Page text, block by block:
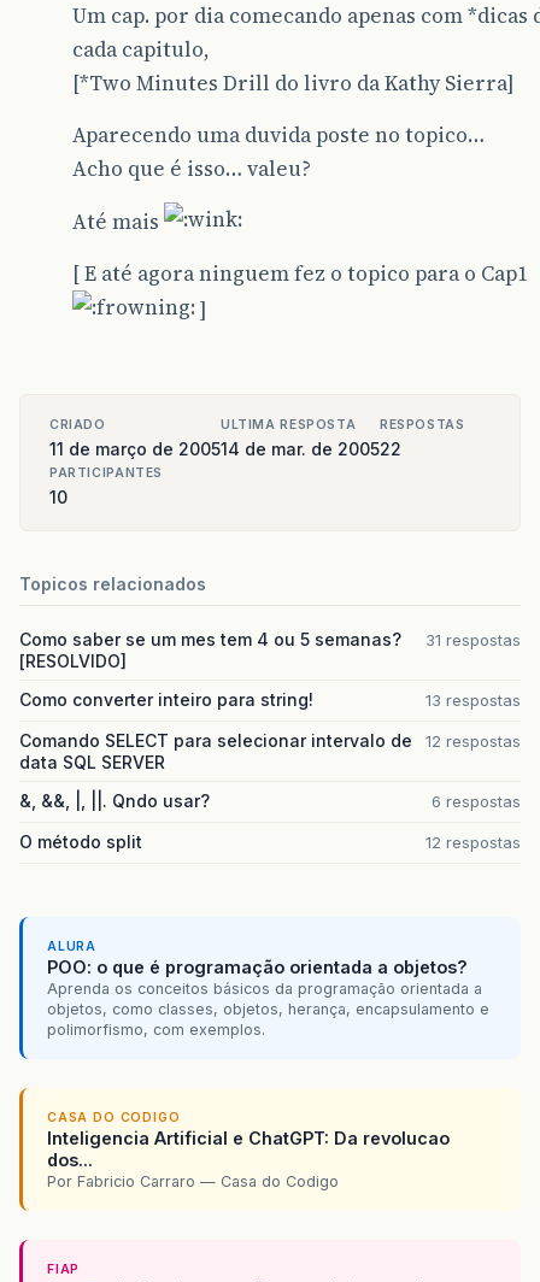
Um cap. por dia comecando apenas com *dicas
cada capitulo,
[*Two Minutes Drill do livro da Kathy Sierra]
Aparecendo uma duvida poste no topico…
Acho que é isso… valeu?
Até mais
[ E até agora ninguem fez o topico para o Cap1
]
CRIADO
11 de março de 2005
ULTIMA RESPOSTA
14 de mar. de 2005
RESPOSTAS
22
PARTICIPANTES
10
Topicos relacionados
Como saber se um mes tem 4 ou 5 semanas?
[RESOLVIDO]
31 respostas
Como converter inteiro para string! 13 respostas
Comando SELECT para selecionar intervalo de
data SQL SERVER
12 respostas
&, &&, |, ||. Qndo usar? 6 respostas
O método split 12 respostas
ALURA
POO: o que é programação orientada a objetos?
Aprenda os conceitos básicos da programação orientada a
objetos, como classes, objetos, herança, encapsulamento e
polimorfismo, com exemplos.
CASA DO CODIGO
Inteligencia Artificial e ChatGPT: Da revolucao
dos...
Por Fabricio Carraro — Casa do Codigo
FIAP